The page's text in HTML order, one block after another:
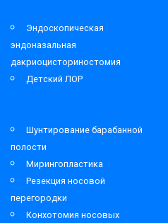
Эндоскопическая
эндоназальная
дакриоцисториностомия
Детский ЛОР
Шунтирование барабанной
полости
Мирингопластика
Резекция носовой
перегородки
Конхотомия носовых